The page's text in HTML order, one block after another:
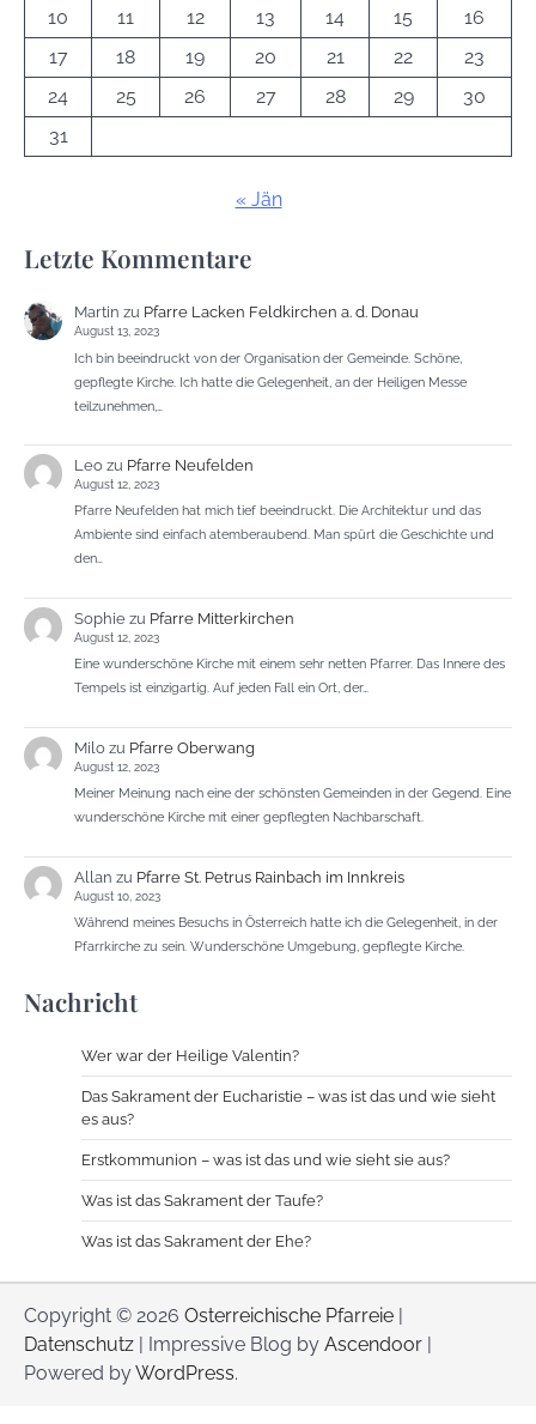
10
11 12 13 14 15
16
17
18 19 20 21 22
23
24
25 26 27 28 29
30
31
« Jän
Letzte Kommentare
Martin zu Pfarre Lacken Feldkirchen a. d. Donau
August 13, 2023
Ich bin beeindruckt von der Organisation der Gemeinde. Schöne,
gepflegte Kirche. Ich hatte die Gelegenheit, an der Heiligen Messe
teilzunehmen,…
Leozu Pfarre Neufelden
August 12, 2023
Pfarre Neufelden hat mich tief beeindruckt. Die Architektur und das
Ambiente sind einfach atemberaubend. Man spürt die Geschichte und
den…
Sophiezu Pfarre Mitterkirchen
August 12, 2023
Eine wunderschöne Kirche mit einem sehr netten Pfarrer. Das Innere des
Tempels ist einzigartig. Auf jeden Fall ein Ort, der…
Milozu Pfarre Oberwang
August 12, 2023
Meiner Meinung nach eine der schönsten Gemeinden in der Gegend. Eine
wunderschöne Kirche mit einer gepflegten Nachbarschaft.
Allan zu Pfarre St. Petrus Rainbach im Innkreis
August 10, 2023
Während meines Besuchs in Österreich hatte ich die Gelegenheit, in der
Pfarrkirche zu sein. Wunderschöne Umgebung, gepflegte Kirche.
Nachricht
Wer war der Heilige Valentin?
Das Sakrament der Eucharistie – was ist das und wie sieht
es aus?
Erstkommunion – was ist das und wie sieht sie aus?
Was ist das Sakrament der Taufe?
Was ist das Sakrament der Ehe?
Copyright © 2026 Osterreichische Pfarreie |
Datenschutz | Impressive Blog by Ascendoor |
Powered byWordPress.